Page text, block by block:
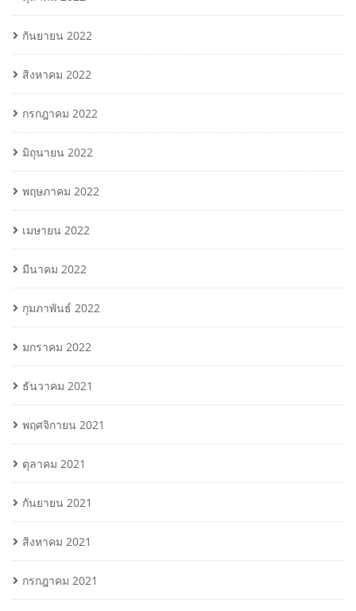
กันยายน 2022
สิงหาคม 2022
กรกฎาคม 2022
มิถุนายน 2022
พฤษภาคม 2022
เมษายน 2022
มีนาคม 2022
กุมภาพันธ์ 2022
มกราคม 2022
ธันวาคม 2021
พฤศจิกายน 2021
ตุลาคม 2021
กันยายน 2021
สิงหาคม 2021
กรกฎาคม 2021